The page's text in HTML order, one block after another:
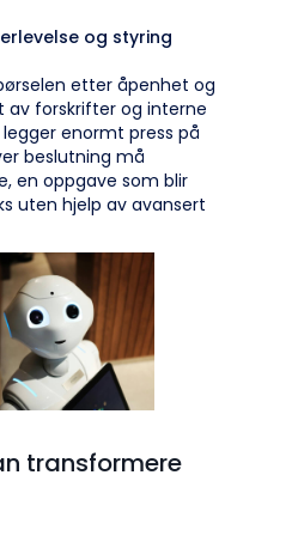
og styring
etter åpenhet og
av forskrifter og interne
enormt press på
beslutning må
en oppgave som blir
uten hjelp av avansert
transformere